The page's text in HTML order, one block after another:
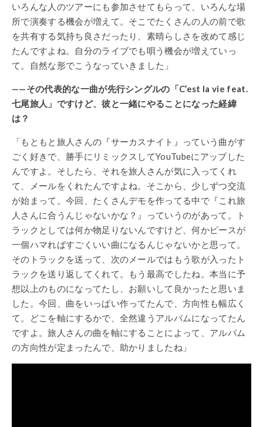
いろんな人のツアーにも参加させてもらって、いろんな場
所で演奏する機会が増えて。そこでたくさんの人の前で歌
を共有する気持ち良さだったり、素晴らしさを改めて感じ
たんですよね。自分のライブでも唄う機会が増えていっ
て。自然な形でこうなっていきました」
——その代表的な一曲が先行シングルの「C’est la vie feat.
七尾旅人」ですけど、彼と一緒にやることになった経緯
は？
「もともと旅人さんの『サーカスナイト』っていう曲がす
ごく好きで、勝手にリミックスしてYouTubeにアップした
んですよ。そしたら、それを旅人さんが気に入ってくれ
て、メールをくれたんですよね。そこから、少しずつ交流
が始まって。今回、たくさんデモを作ってる中で『これ旅
人さんに合うんじゃないかな？』っていうのがあって。ト
ラックとしては何か物足りないんですけど、何かピースが
一個ハマればすごくいい曲になるんじゃないかと思って。
そのトラックを送って、次のメールではもう歌が入ったト
ラックを送り返してくれて。もう最高でしたね。本当に予
想以上のものになってたし、お願いして良かったと思いま
した。今回、曲をいっぱい作ってたんで、方向性も幅広く
て。どこを軸にするかで、全然違うアルバムになってたん
ですよ。旅人さんの曲を軸にすることによって、アルバム
の方向性が定まったんで、助かりましたね」